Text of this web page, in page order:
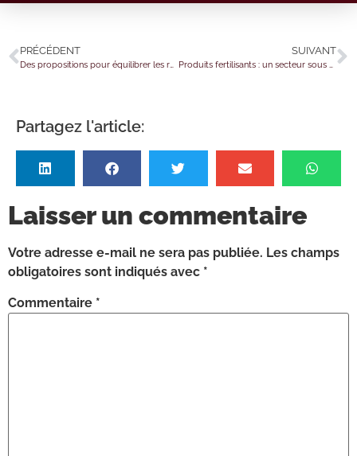
PRÉCÉDENT
Des propositions pour équilibrer les rapports entre les réseaux sociaux et les utilisateurs
SUIVANT
Produits fertilisants : un secteur sous contrôle
Partagez l'article:
Laisser un commentaire
Votre adresse e-mail ne sera pas publiée. Les champs
obligatoires sont indiqués avec *
Commentaire *